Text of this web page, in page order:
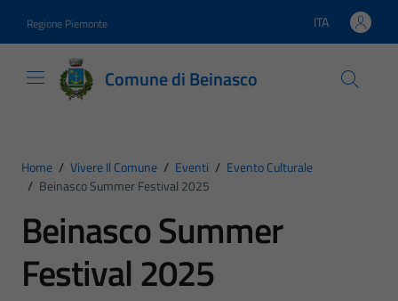
Regione Piemonte Lingua attiva:
ITA
Comune di Beinasco
Home / Vivere Il Comune / Eventi / Evento Culturale
/ Beinasco Summer Festival 2025
Beinasco Summer
Festival 2025